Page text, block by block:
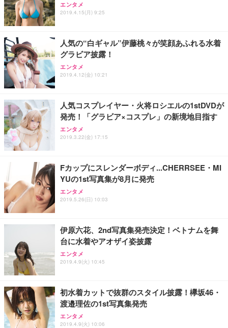
エンタメ
2019.4.15(月) 9:25
人気の“白ギャル”伊藤桃々が笑顔あふれる水着
グラビア披露！
エンタメ
2019.4.12(金) 10:21
人気コスプレイヤー・火将ロシエルの1stDVDが
発売！「グラビア×コスプレ」の新境地目指す
エンタメ
2019.3.22(金) 17:15
Fカップにスレンダーボディ...CHERRSEE・MI
YUの1st写真集が8月に発売
エンタメ
2019.5.26(日) 10:03
伊原六花、2nd写真集発売決定！ベトナムを舞
台に水着やアオザイ姿披露
エンタメ
2019.4.9(火) 10:45
初水着カットで抜群のスタイル披露！欅坂46・
渡邉理佐の1st写真集発売
エンタメ
2019.4.9(火) 10:06